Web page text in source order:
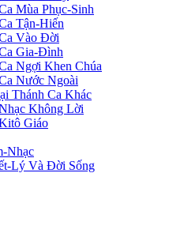
Mùa Phục-Sinh
Tận-Hiến
Vào Đời
Gia-Đình
Ngợi Khen Chúa
Nước Ngoài
Thánh Ca Khác
Không Lời
Giáo
Nhạc
Lý Và Đời Sống